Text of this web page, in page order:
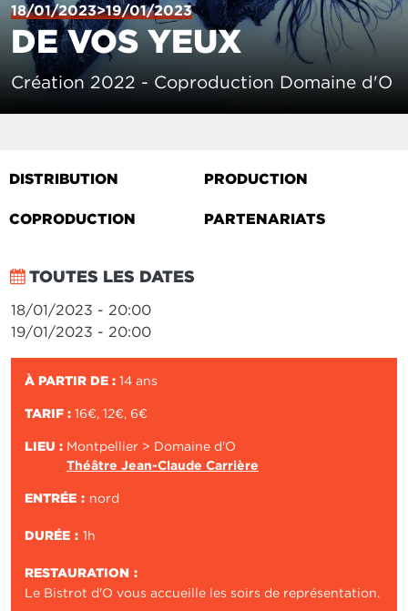
18/01/2023>19/01/2023
DE VOS YEUX
Création 2022 - Coproduction Domaine d'O
DISTRIBUTION PRODUCTION
COPRODUCTION PARTENARIATS
TOUTES LES DATES
18/01/2023 - 20:00
19/01/2023 - 20:00
À PARTIR DE : 14 ans
TARIF : 16€, 12€, 6€
LIEU : Montpellier > Domaine d'O
Théâtre Jean-Claude Carrière
ENTRÉE nord
DURÉE 1h
RESTAURATION
Le Bistrot d'O vous accueille les soirs de représentation.